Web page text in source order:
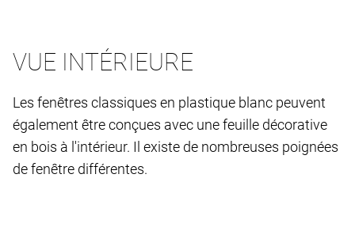
VUE INTÉRIEURE
Les fenêtres classiques en plastique blanc peuvent
également être conçues avec une feuille décorative
en bois à l'intérieur. Il existe de nombreuses poignées
de fenêtre différentes.